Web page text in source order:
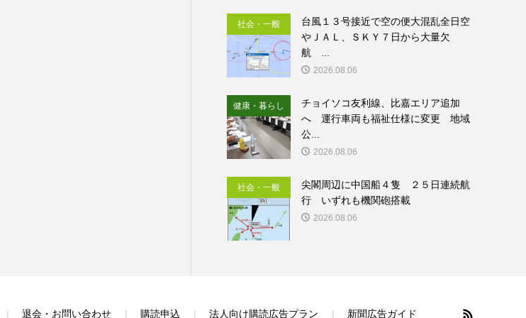
社会・一般
台風１３号接近で空の便大混乱全日空
やＪＡＬ、ＳＫＹ７日から大量欠
航 ...
2026.08.06
健康・暮らし
チョイソコ友利線、比嘉エリア追加
へ 運行車両も福祉仕様に変更 地域
公...
2026.08.06
社会・一般
尖閣周辺に中国船４隻 ２５日連続航
行 いずれも機関砲搭載
2026.08.06
退会・お問い合わせ 購読申込 法人向け購読広告プラン 新聞広告ガイド